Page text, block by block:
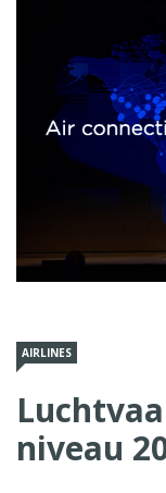
AIRLINES
niveau